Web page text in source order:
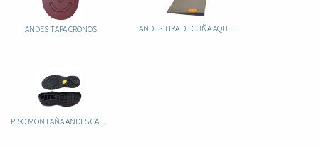
ANDES TAPA CRONOS
PISO MONTAÑA ANDES CAUCHO